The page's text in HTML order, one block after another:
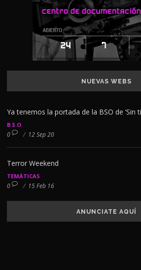
NUEVAS WEBS
Ya tenemos la portada de la BSO de ‘Sin
B.S.O
0 / 12 Sep 20
Terror Weekend
TEMÁTICAS
0 / 15 Feb 16
ANUNCIATE AQUÍ